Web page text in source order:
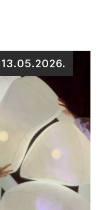
13.05.2026.